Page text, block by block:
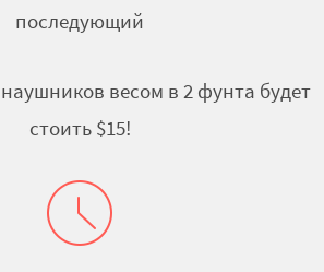
последующий
весом в 2 фунта будет
стоить $15!